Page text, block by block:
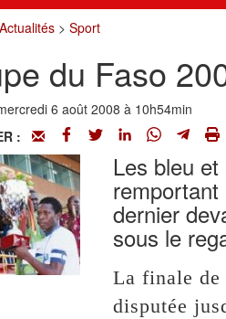
Actualités> Sport
du Faso
6 août 2008 à 10h54min
:
Les bleu
remportant
dernier
sous le
La finale de
disputée